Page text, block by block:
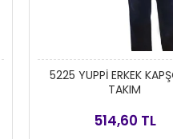
5225 YUPPİ ERKEK
TAKIM
514,60 TL